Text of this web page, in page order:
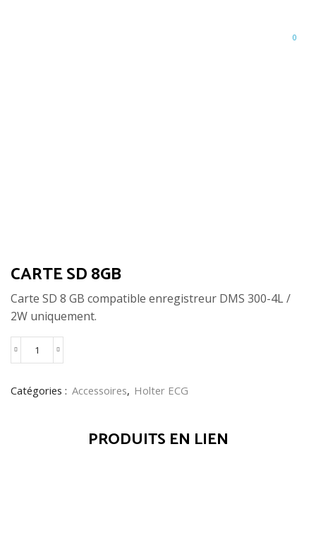
0
CARTE SD 8GB
Carte SD 8 GB compatible enregistreur DMS 300-4L /
2W uniquement.
Carte
8GB
Catégories : Accessoires, Holter ECG
PRODUITS EN LIEN